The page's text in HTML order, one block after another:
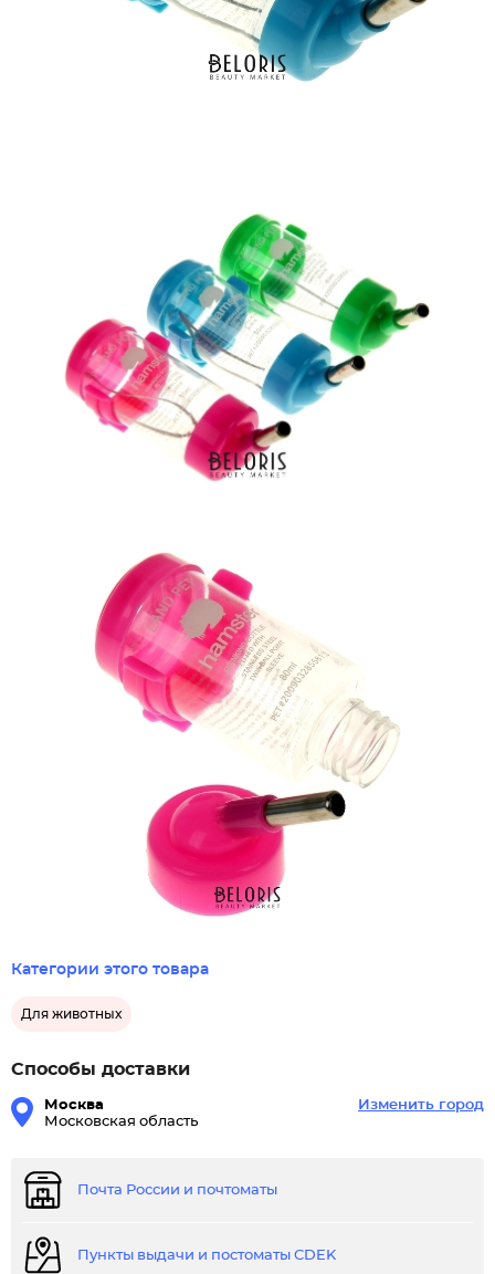
Категории этого товара
Для животных
Способы доставки
Москва
Московская область
Изменить город
Почта России и почтоматы
Пункты выдачи и постоматы CDEK